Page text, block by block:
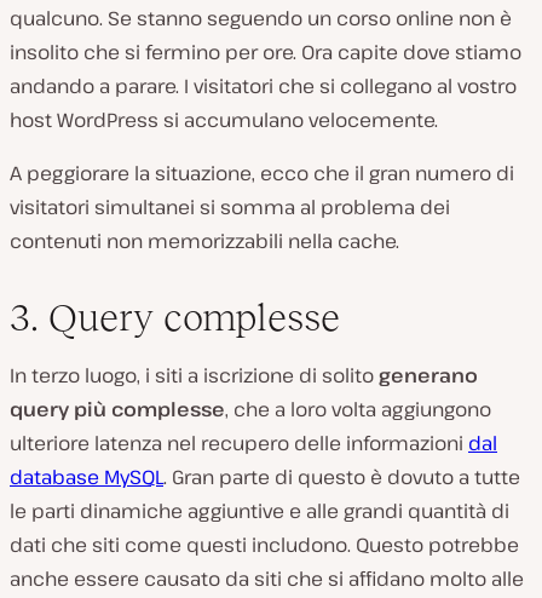
qualcuno. Se stanno seguendo un corso online non è
insolito che si fermino per ore. Ora capite dove stiamo
andando a parare. I visitatori che si collegano al vostro
host WordPress si accumulano velocemente.
A peggiorare la situazione, ecco che il gran numero di
visitatori simultanei si somma al problema dei
contenuti non memorizzabili nella cache.
3. Query complesse
In terzo luogo, i siti a iscrizione di solitogenerano
query più complesse, che a loro volta aggiungono
ulteriore latenza nel recupero delle informazioni dal
database MySQL. Gran parte di questo è dovuto a tutte
le parti dinamiche aggiuntive e alle grandi quantità di
dati che siti come questi includono. Questo potrebbe
anche essere causato da siti che si affidano molto alle